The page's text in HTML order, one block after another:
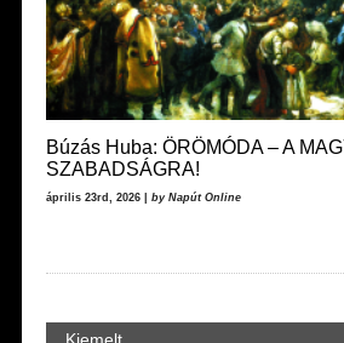
Búzás Huba: ÖRÖMÓDA – A
SZABADSÁGRA!
április 23rd, 2026 | by Napút Online
Kiemelt